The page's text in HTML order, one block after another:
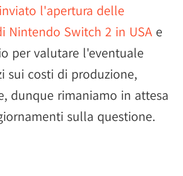
l'apertura delle
Nintendo Switch 2 in USA e
per valutare l'eventuale
sui costi di produzione,
dunque rimaniamo in attesa
sulla questione.